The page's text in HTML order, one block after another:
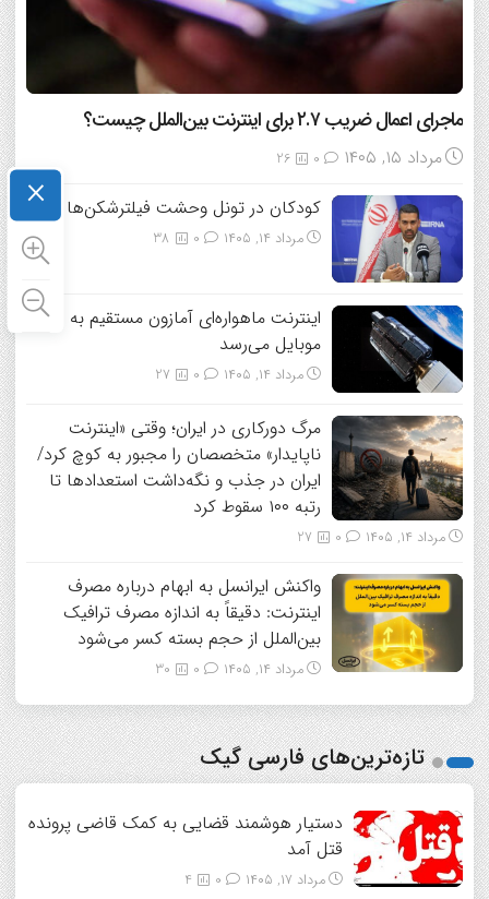
ماجرای اعمال ضریب ۲.۷ برای اینترنت بین‌الملل چیست؟
مرداد ۱۵, ۱۴۰۵ 26
کودکان در تونل وحشت فیلترشکن‌ها
مرداد ۱۴, ۱۴۰۵ 38
اینترنت ماهواره‌ای آمازون مستقیم به
موبایل می‌رسد
مرداد ۱۴, ۱۴۰۵ 27
مرگ دورکاری در ایران؛ وقتی «اینترنت
ناپایدار» متخصصان را مجبور به کوچ کرد/
ایران در جذب و نگه‌داشت استعدادها تا
رتبه ۱۰۰ سقوط کرد
مرداد ۱۴, ۱۴۰۵ 27
واکنش ایرانسل به ابهام درباره مصرف
اینترنت: دقیقاً به اندازه مصرف ترافیک
بین‌الملل از حجم بسته کسر می‌شود
مرداد ۱۴, ۱۴۰۵ 30
تازه‌ترین‌های فارسی گیک
دستیار هوشمند قضایی به کمک قاضی پرونده
قتل آمد
مرداد ۱۷, ۱۴۰۵ 4
×